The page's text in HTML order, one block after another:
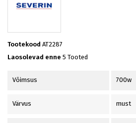
Tootekood AT2287
Laosolevad enne 5 Tooted
Võimsus 700w
Värvus must